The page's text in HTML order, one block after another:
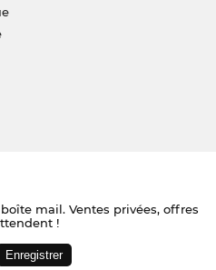
mail. Ventes privées, offres
!